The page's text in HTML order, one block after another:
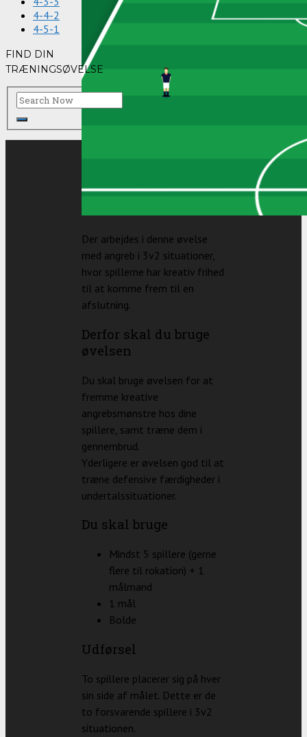
Der arbejdes i denne øvelse
med angreb i 3v2 situationer,
hvor spillerne har kreativ frihed
til at komme frem til en
afslutning.
Derfor skal du bruge
øvelsen
Du skal bruge øvelsen for at
fremme kreative
angrebsmønstre hos dine
spillere, samt træne dem i
gennembrud.
Yderligere er øvelsen god til at
træne defensive færdigheder i
undertalssituationer.
Du skal bruge
Mindst 5 spillere (gerne
flere til rokation) + 1
målmand
1 mål
Bolde
Udførsel
To spillere placerer sig på hver
sin side af målet. Dette er de
to forsvarende spillere i 3v2
situationen.
4-4-2
4-5-1
FIND DIN
TRÆNINGSØVELSE